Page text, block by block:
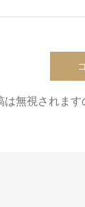
無視されま